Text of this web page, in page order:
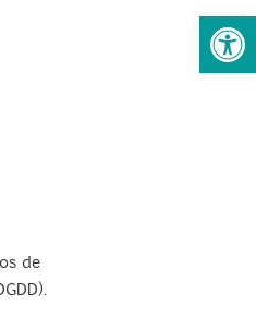
Abrir
de